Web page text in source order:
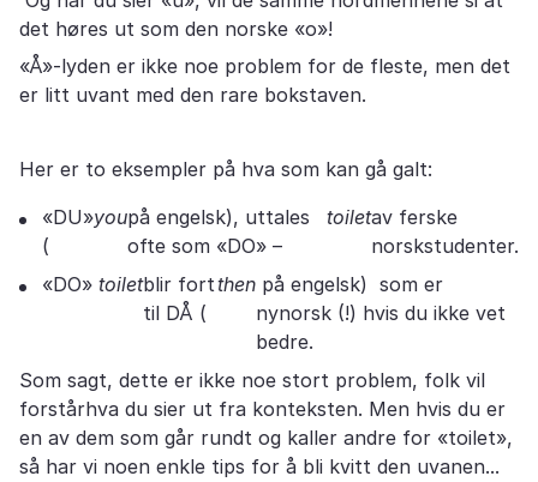
det høres ut som den norske «o»!
«Å»-lyden er ikke noe problem for de fleste, men det
er litt uvant med den rare bokstaven.
Her er to eksempler på hva som kan gå galt:
«DU»
(
youpå engelsk), uttales
ofte som «DO» –
toiletav ferske
norskstudenter.
«DO»toiletblir fort
til DÅ (
thenpå engelsk) som er
nynorsk (!) hvis du ikke vet
bedre.
Som sagt, dette er ikke noe stort problem, folk vil
forstårhva du sier ut fra konteksten. Men hvis du er
en av dem som går rundt og kaller andre for «toilet»,
så har vi noen enkle tips for å bli kvitt den uvanen...